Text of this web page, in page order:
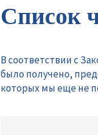
Список
В соответствии с
было получено,
которых мы еще не